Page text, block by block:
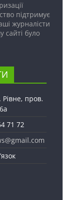
підтримує
журналісти
було
Рівне, пров.
71 72